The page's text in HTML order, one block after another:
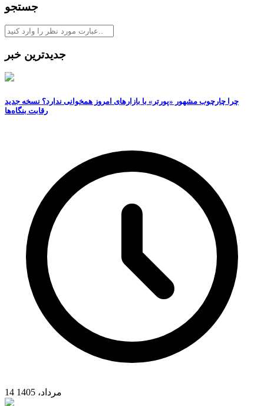
جستجو
جدیدترین خبر
چرا چارچوب مشهور «پورتر» با بازارهای امروز همخوانی ندارد؟ نسخه جدید
رقابت‌ بنگاه‌ها
14 مرداد، 1405